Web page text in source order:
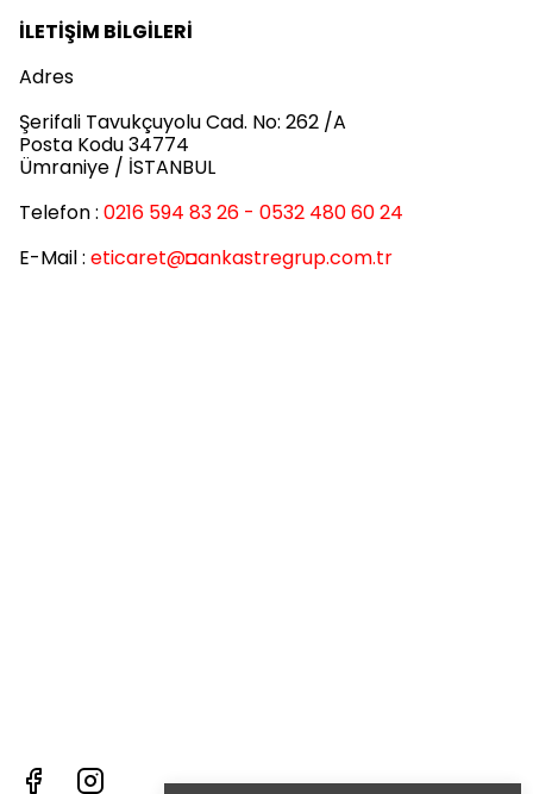
İLETİŞİM BİLGİLERİ
Adres
Şerifali Tavukçuyolu Cad. No: 262 /A
Posta Kodu 34774
Ümraniye / İSTANBUL
Telefon : 0216 594 83 26 - 0532 480 60 24
E-Mail : eticaret@◘ankastregrup.com.tr